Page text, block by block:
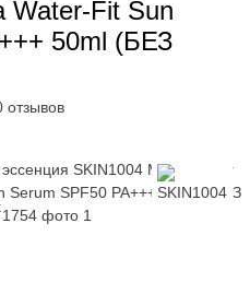
Water-Fit Sun
50ml (БЕЗ
отзывов